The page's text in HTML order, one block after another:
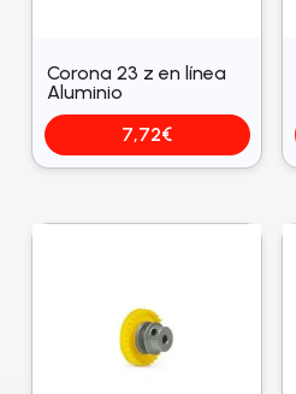
Corona 23 z en línea
Aluminio
7,72€